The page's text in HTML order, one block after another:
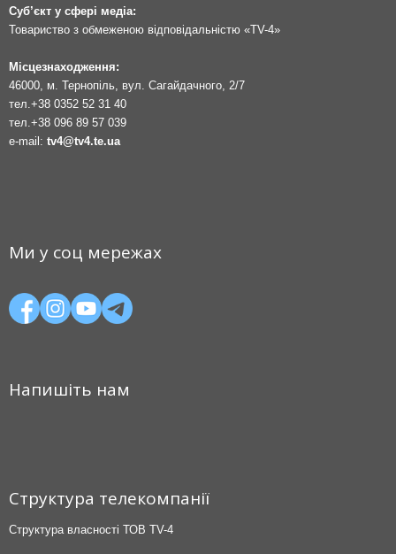
Суб’єкт у сфері медіа:
Товариство з обмеженою відповідальністю «TV-4»
Місцезнаходження:
46000, м. Тернопіль, вул. Сагайдачного, 2/7
тел. +38 0352 52 31 40
тел. +38 096 89 57 039
e-mail: tv4@tv4.te.ua
Ми у соц мережах
Напишіть нам
Структура телекомпанії
Структура власності ТОВ TV-4